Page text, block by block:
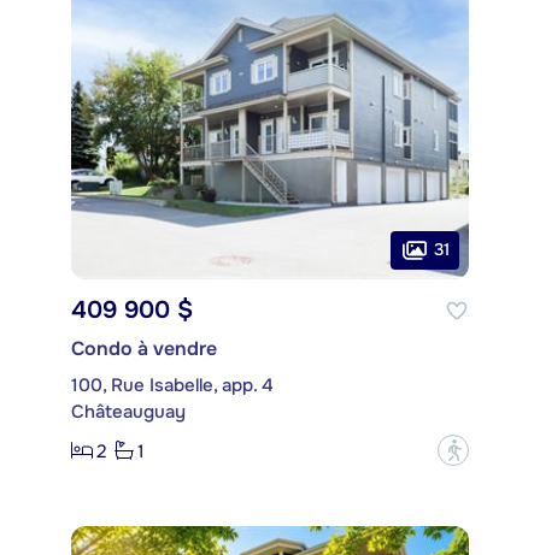
31
409 900 $
Condo à vendre
100, Rue Isabelle, app. 4
Châteauguay
2
1 ?